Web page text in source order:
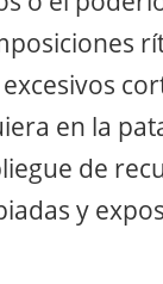
en la
de
y